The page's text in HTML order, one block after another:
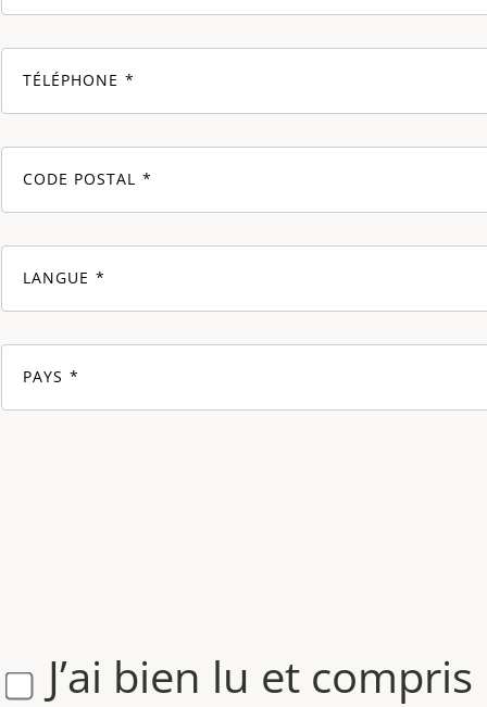
TÉLÉPHONE
CODE POSTAL
LANGUE
PAYS
J’ai bien lu et